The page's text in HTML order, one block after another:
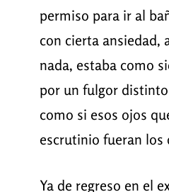
permiso para ir al
con cierta ansiedad,
nada, estaba como
por un fulgor
como si esos ojos
escrutinio fueran los
Ya de regreso en el